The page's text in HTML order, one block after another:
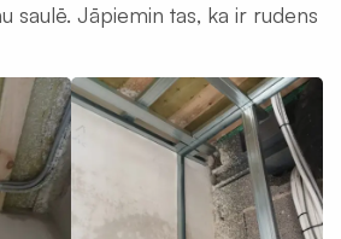
saulē. Jāpiemin tas, ka ir rudens